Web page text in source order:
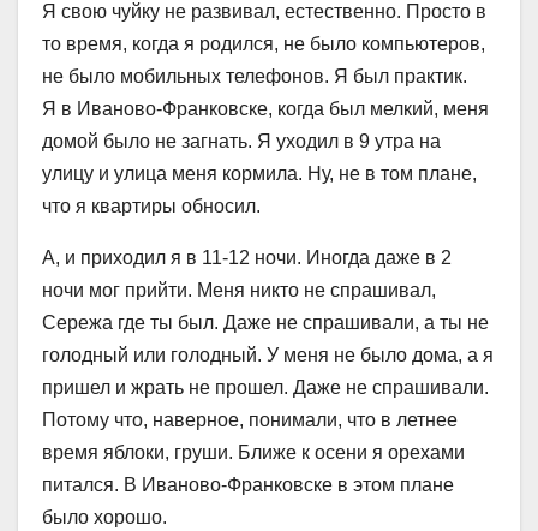
Я свою чуйку не развивал, естественно. Просто в
то время, когда я родился, не было компьютеров,
не было мобильных телефонов. Я был практик.
Я в Иваново-Франковске, когда был мелкий, меня
домой было не загнать. Я уходил в 9 утра на
улицу и улица меня кормила. Ну, не в том плане,
что я квартиры обносил.
А, и приходил я в 11-12 ночи. Иногда даже в 2
ночи мог прийти. Меня никто не спрашивал,
Сережа где ты был. Даже не спрашивали, а ты не
голодный или голодный. У меня не было дома, а я
пришел и жрать не прошел. Даже не спрашивали.
Потому что, наверное, понимали, что в летнее
время яблоки, груши. Ближе к осени я орехами
питался. В Иваново-Франковске в этом плане
было хорошо.